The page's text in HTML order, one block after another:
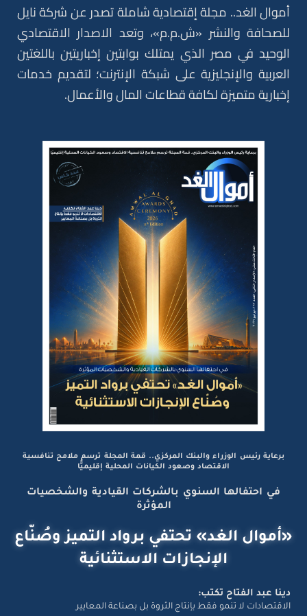
أموال الغد.. مجلة إقتصادية شاملة تصدر عن شركة نايل
للصحافة والنشر «ش.م.م»، وتعد الاصدار الاقتصادي
الوحيد في مصر الذي يمتلك بوابتين إخباريتين باللغتين
العربية والإنجليزية على شبكة الإنترنت؛ لتقديم خدمات
إخبارية متميزة لكافة قطاعات المال والأعمال.
برعاية رئيس الوزراء والبنك المركزي.. قمة المجلة ترسم ملامح تنافسية
الاقتصاد وصعود الكيانات المحلية إقليميًّا
في احتفالها السنوي بالشركات القيادية والشخصيات
المؤثرة
«أموال الغد» تحتفي برواد التميز وصُنّاع
الإنجازات الاستثنائية
دينا عبد الفتاح تكتب:
الاقتصادات لا تنمو فقط بإنتاج الثروة بل بصناعة المعايير